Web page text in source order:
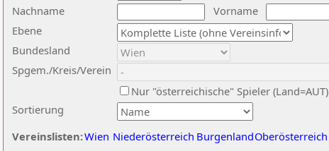
Nachname
Vorname
Ebene
Sortierung
Bundesland
Spgem./Kreis/Verein
Nur "österreichische" Spieler (Land=AUT)
Vereinslisten:Wien Niederösterreich BurgenlandOberösterreich